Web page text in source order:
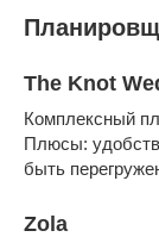
The Knot
Комплексный
Плюсы:
быть
Zola